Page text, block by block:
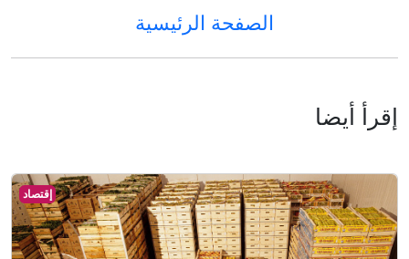
الصفحة الرئيسية
إقرأ أيضا
إقتصاد